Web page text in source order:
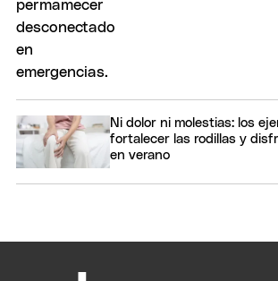
Ni dolor ni molestias: los
fortalecer las rodillas y
en verano